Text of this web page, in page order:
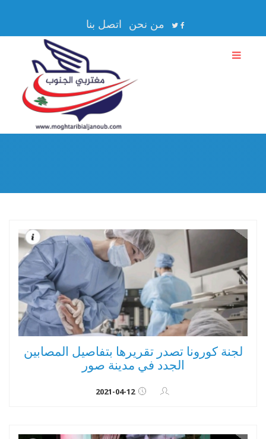
من نحن اتصل بنا
لجنة كورونا تصدر تقريرها بتفاصيل المصابين
الجدد في مدينة صور
2021-04-12